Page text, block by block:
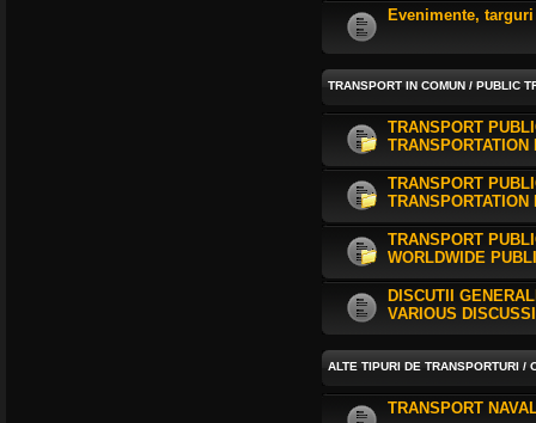
Evenimente,
TRANSPORT IN COMUN / PUBLIC
TRANSPORT
TRANSPORTATION
TRANSPORT
TRANSPORTATION
TRANSPORT
WORLDWIDE
DISCUTII
VARIOUS
ALTE TIPURI DE TRANSPORTURI /
TRANSPORT